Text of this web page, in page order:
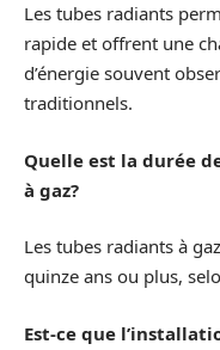
Les tubes radiants
rapide et offrent une
d’énergie souvent
traditionnels.
Quelle est la durée
à gaz?
Les tubes radiants à
quinze ans ou plus,
Est-ce que